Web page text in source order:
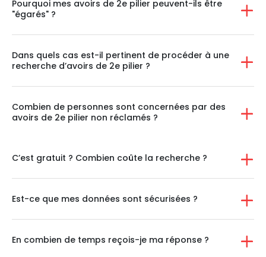
Pourquoi mes avoirs de 2e pilier peuvent-ils être
"égarés" ?
Dans quels cas est-il pertinent de procéder à une
recherche d’avoirs de 2e pilier ?
Combien de personnes sont concernées par des
avoirs de 2e pilier non réclamés ?
C’est gratuit ? Combien coûte la recherche ?
Est-ce que mes données sont sécurisées ?
En combien de temps reçois-je ma réponse ?